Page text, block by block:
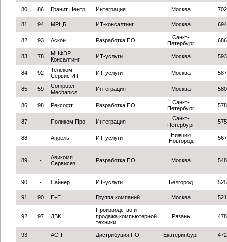
80 86 Гранит Центр Интеграция Москва
81 94 МРЦБ ИТ-консалтинг Москва
82 93 Аскон Разработка ПО
Санкт-
Петербург
83 78
МЦФЭР
Консалтинг
ИТ-услуги Москва
84 92
Телеком-
Сервис ИТ
ИТ-услуги Москва
85 59
Computer
Mechanics
Интеграция Москва
86 98 Рексофт Разработка ПО
Санкт-
Петербург
87 - Поликом Про Интеграция
Санкт-
Петербург
88 - Апрель ИТ-услуги
Нижний
Новгород
89 -
Авикомп
Сервисез
Разработка ПО Москва
90 - Сайнер ИТ-услуги Белгород
91 90 Е+Е Группа компаний Москва
92 97 ДВК
Производство и
продажа компьютерной
техники
Рязань
93 - АСП Дистрибуция ПО Екатеринбург